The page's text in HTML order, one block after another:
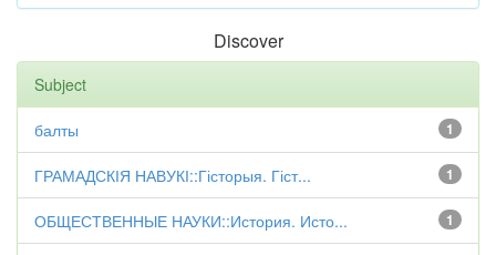
Discover
Subject
1
балты
1
ГРАМАДСКІЯ НАВУКІ::Гісторыя. Гіст...
1
ОБЩЕСТВЕННЫЕ НАУКИ::История. Исто...